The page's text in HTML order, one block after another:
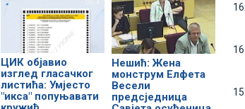
ЦИК објавио
изглед гласачког
листића: Умјесто
"икса" попуњавати
Нешић: Жена
монструм Елфета
Весели
предсједница